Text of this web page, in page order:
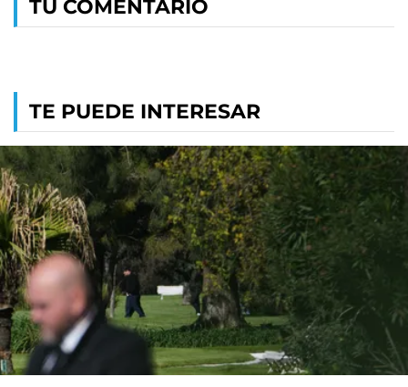
TU COMENTARIO
TE PUEDE INTERESAR